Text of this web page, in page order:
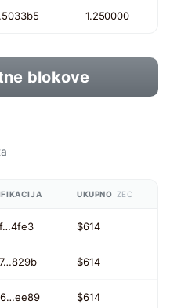
1.250000
blokove
UKUPNO ZEC
$614
$614
$614